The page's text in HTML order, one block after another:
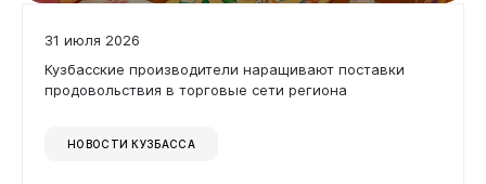
31 июля 2026
Кузбасские производители наращивают поставки
продовольствия в торговые сети региона
НОВОСТИ КУЗБАССА